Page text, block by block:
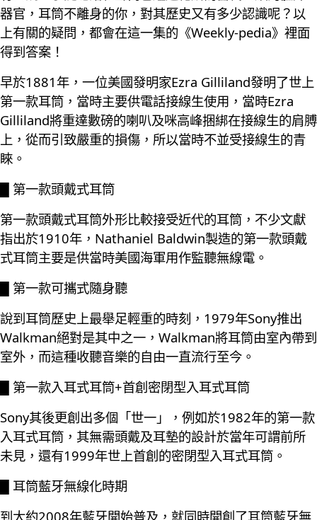
器官，耳筒不離身的你，對其歷史又有多少認識呢？以
上有關的疑問，都會在這一集的《Weekly-pedia》裡面
得到答案！
早於1881年，一位美國發明家Ezra Gilliland發明了世上
第一款耳筒，當時主要供電話接線生使用，當時Ezra
Gilliland將重達數磅的喇叭及咪高峰捆綁在接線生的肩膊
上，從而引致嚴重的損傷，所以當時不並受接線生的青
睞。
█ 第一款頭戴式耳筒
第一款頭戴式耳筒外形比較接受近代的耳筒，不少文獻
指出於1910年，Nathaniel Baldwin製造的第一款頭戴
式耳筒主要是供當時美國海軍用作監聽無線電。
█ 第一款可攜式隨身聽
說到耳筒歷史上最舉足輕重的時刻，1979年Sony推出
Walkman絕對是其中之一，Walkman將耳筒由室內帶到
室外，而這種收聽音樂的自由一直流行至今。
█ 第一款入耳式耳筒+首創密閉型入耳式耳筒
Sony其後更創出多個「世一」，例如於1982年的第一款
入耳式耳筒，其無需頭戴及耳墊的設計於當年可謂前所
未見，還有1999年世上首創的密閉型入耳式耳筒。
█ 耳筒藍牙無線化時期
到大約2008年藍牙開始普及，就同時開創了耳筒藍牙無